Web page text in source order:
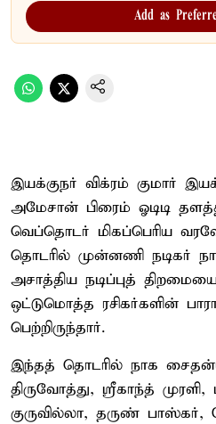
Add as
இயக்குநர் விக்ரம் குமார்
அமேசான் பிரைம் ஓடிடி
வெப்தொடர் மிகப்பெரிய
தொடரில் முன்னணி நடிகர்
அசாத்திய நடிப்புத்
ஒட்டுமொத்த ரசிகர்களின்
பெற்றிருந்தார்.
இந்தத் தொடரில் நாக
திருவோத்து, ஸ்ரீகாந்த்
குருவில்லா, தருண் பாஸ்கர்,